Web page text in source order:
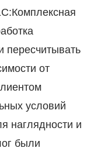
пересчитывать
от
условий
наглядности и
были